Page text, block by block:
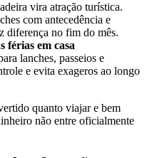
vira atração turística.
com antecedência e
diferença no fim do mês.
férias em casa
lanches, passeios e
e evita exageros ao longo
quanto viajar e bem
não entre oficialmente